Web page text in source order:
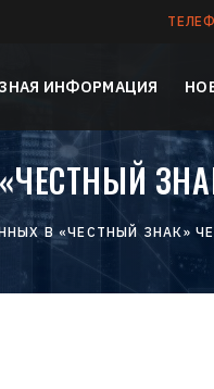
ИНФОРМАЦИЯ
В «ЧЕСТНЫЙ ЗНАК»